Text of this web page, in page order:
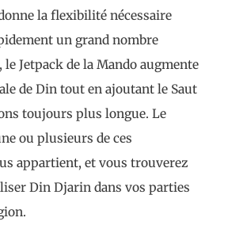
la flexibilité nécessaire
un grand nombre
le Jetpack de la Mando augmente
de Din tout en ajoutant le Saut
toujours plus longue. Le
ou plusieurs de ces
appartient, et vous trouverez
Din Djarin dans vos parties